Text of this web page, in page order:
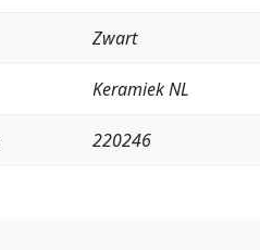
Zwart
Keramiek NL
220246